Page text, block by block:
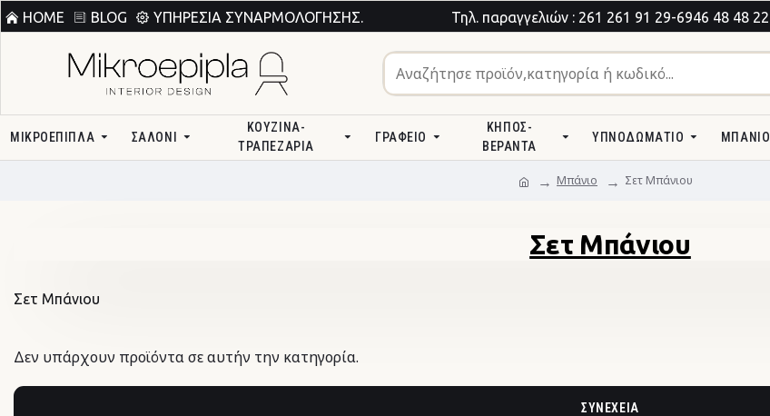
HOME BLOG ΥΠΗΡΕΣΊΑ ΣΥΝΑΡΜΟΛΌΓΗΣΗΣ. Τηλ. παραγγελιών : 261 261 91 29-6946 48 48 22
ΜΙΚΡΟΕΠΙΠΛΑ ΣΑΛΌΝΙ
ΚΟΥΖΊΝΑ-
ΤΡΑΠΕΖΑΡΊΑ
ΓΡΑΦΕΊΟ
ΚΉΠΟΣ-
ΒΕΡΆΝΤΑ
ΥΠΝΟΔΩΜΆΤΙΟ ΜΠΆΝΙΟ
Μπάνιο Σετ Μπάνιου
Σετ Μπάνιου
Σετ Μπάνιου
Δεν υπάρχουν προϊόντα σε αυτήν την κατηγορία.
ΣΥΝΈΧΕΙΑ